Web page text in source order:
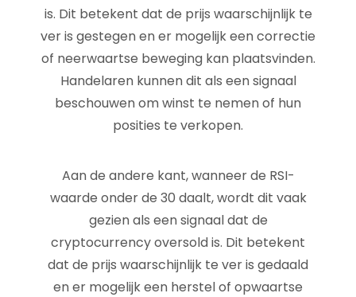
is. Dit betekent dat de prijs waarschijnlijk te
ver is gestegen en er mogelijk een correctie
of neerwaartse beweging kan plaatsvinden.
Handelaren kunnen dit als een signaal
beschouwen om winst te nemen of hun
posities te verkopen.
Aan de andere kant, wanneer de RSI-
waarde onder de 30 daalt, wordt dit vaak
gezien als een signaal dat de
cryptocurrency oversold is. Dit betekent
dat de prijs waarschijnlijk te ver is gedaald
en er mogelijk een herstel of opwaartse